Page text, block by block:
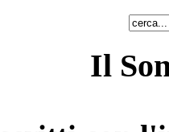
Il